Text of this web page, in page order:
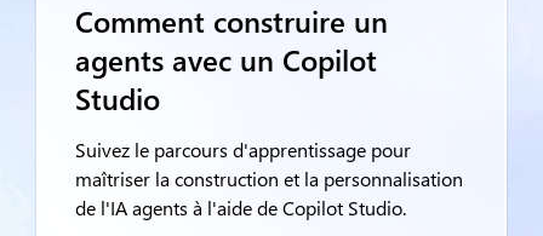
Comment construire un
agents avec un Copilot
Studio
Suivez le parcours d'apprentissage pour
maîtriser la construction et la personnalisation
de l'IA agents à l'aide de Copilot Studio.